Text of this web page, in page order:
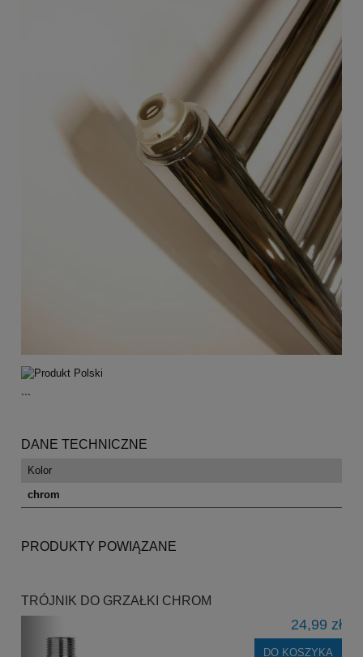
```
DANE TECHNICZNE
Kolor
chrom
PRODUKTY POWIĄZANE
TRÓJNIK DO GRZAŁKI CHROM
24,99 zł
DO KOSZYKA